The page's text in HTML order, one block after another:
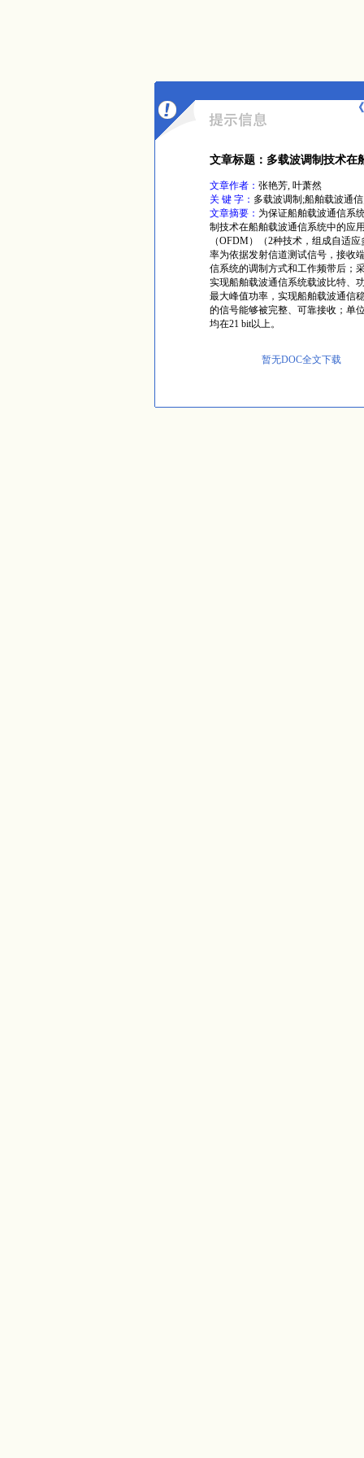
文章标题：多载波调制技术在
文章作者： 张艳芳, 叶萧然
关 键 字： 多载波调制;船舶载波通
文章摘要： 为保证船舶载波通信系
制技术在船舶载波通信系统中的应
（OFDM）（2种技术，组成自适
率为依据发射信道测试信号，接收
信系统的调制方式和工作频带后；
实现船舶载波通信系统载波比特、
最大峰值功率，实现船舶载波通信
的信号能够被完整、可靠接收；单
均在21 bit以上。
暂无DOC全文下载